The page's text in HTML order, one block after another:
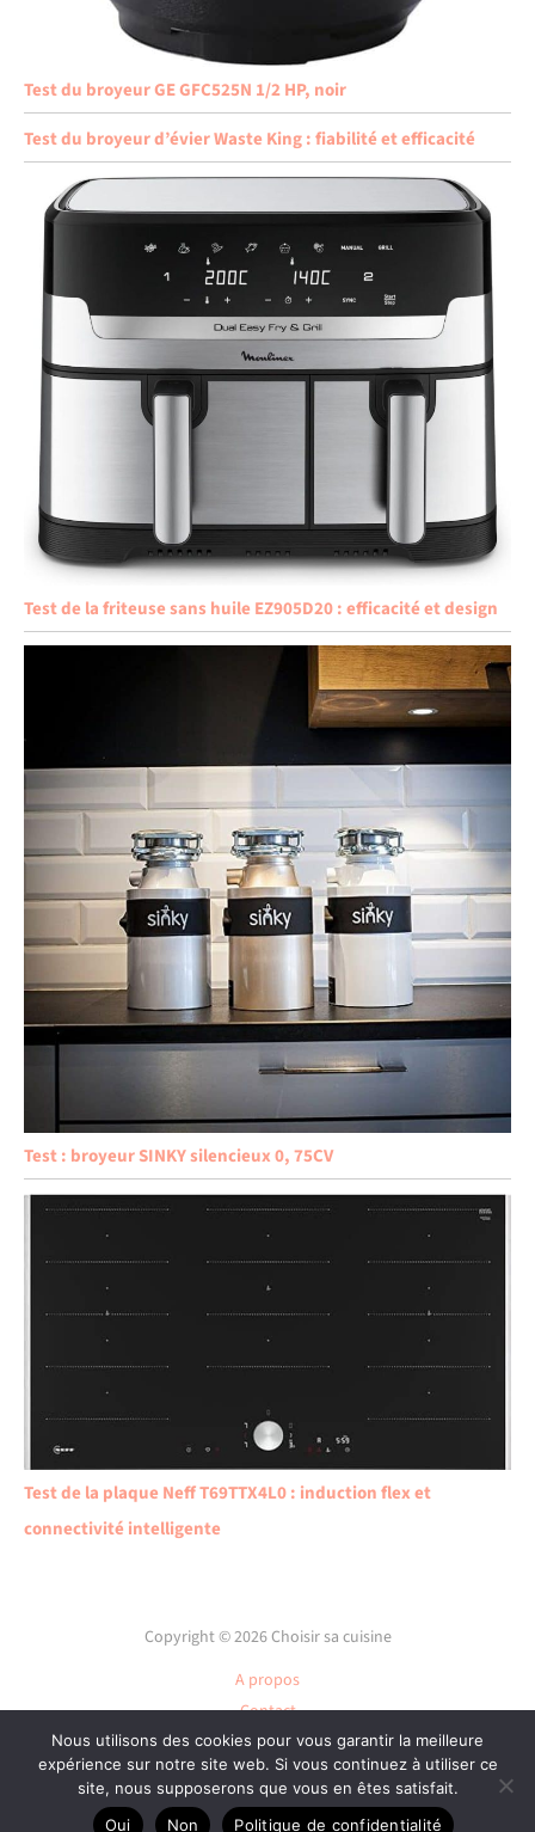
Test du broyeur GE GFC525N 1/2 HP, noir
Test du broyeur d’évier Waste King : fiabilité et efficacité
Test de la friteuse sans huile EZ905D20 : efficacité et design
Test : broyeur SINKY silencieux 0, 75CV
Test de la plaque Neff T69TTX4L0 : induction flex et
connectivité intelligente
Copyright © 2026 Choisir sa cuisine
A propos
Contact
Plan du site
Mentions légales
Politique de confidentialité
Nous utilisons des cookies pour vous garantir la meilleure
expérience sur notre site web. Si vous continuez à utiliser ce
site, nous supposerons que vous en êtes satisfait.
Oui
Non Politique de confidentialité